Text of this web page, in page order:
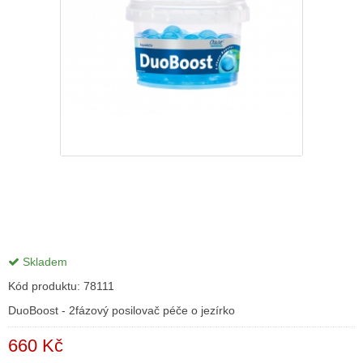
Skladem
Kód produktu: 78111
DuoBoost - 2fázový posilovač péče o jezírko
660 Kč